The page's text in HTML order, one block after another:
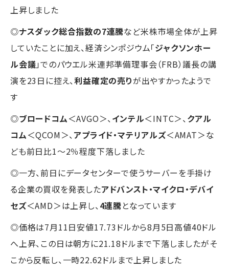
上昇しました
◎ナスダック総合指数の7連騰など米株市場全体が上昇
していたことに加え、経済シンポジウム「ジャクソンホー
ル会議」でのパウエル米連邦準備理事会（FRB）議長の講
演を23日に控え、利益確定の売りが出やすかったようで
す
◎ブロードコム＜AVGO＞、 インテル＜INTC＞、 クアル
コム＜QCOM＞、 アプライド・マテリアルズ＜AMAT＞な
ども前日比1～2％程度下落しました
◎一方、前日にデータセンターで使うサーバーを手掛け
る企業の買収を発表したアドバンスト・マイクロ・デバイ
セズ＜AMD＞は上昇し、 4連騰となっています
◎価格は7月11日安値17.73ドルから8月5日高値40ドル
へ上昇、この日は朝方に21.18ドルまで下落しましたがそ
こから反転し、一時22.62ドルまで上昇しました